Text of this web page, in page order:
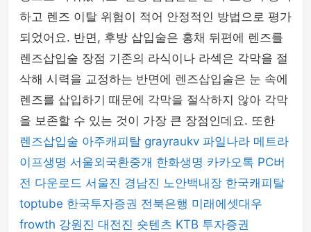
하고 렌즈 이탈 위험이 적어 안정적인 방법으로 평가
되었어요. 반면, 후방 삽입술은 홍채 뒤편에 렌즈를
렌즈삽입술 장점 기존의 라식이나 라섹은 각막을 절
삭해 시력을 교정하는 반면에 렌즈삽입술은 눈 속에
렌즈를 삽입하기 때문에 각막을 절삭하지 않아 각막
을 보존할 수 있는 것이 가장 큰 장점인데요. 또한
렌즈삽입술 아주캐피탈 grayraukv 파일나라 메트라
이프생명 서울외국환중개 한화생명 카카오톡 PC버
전 다운로드 서울진 경남진 노안백내장 한국캐피탈
toptube 한국투자증권 전북은행 미래에셋대우
frowth 강원진 대전진 숏텐츠 KTB 투자증권